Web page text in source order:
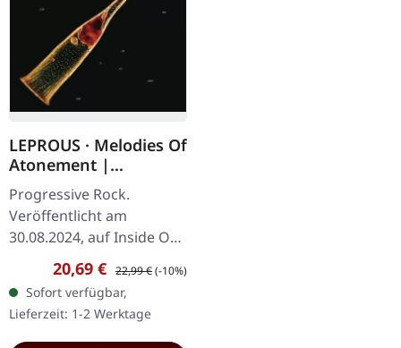
LEPROUS · Melodies Of
Atonement |
MEDIABOOK
CD+PATCH
Progressive Rock.
Veröffentlicht am
30.08.2024, auf Inside Out
Music. Mediabook CD &
Patch. Die norwegischen
Progressive-Metal-
Meister Leprous kehren…
Verkaufspreis:
20,69 € Regulärer Preis:
22,99 €(-10%)
Sofort verfügbar,
Lieferzeit: 1-2 Werktage